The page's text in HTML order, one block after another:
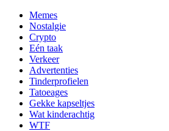
Memes
Nostalgie
Crypto
Eén taak
Verkeer
Advertenties
Tinderprofielen
Tatoeages
Gekke kapseltjes
Wat kinderachtig
WTF